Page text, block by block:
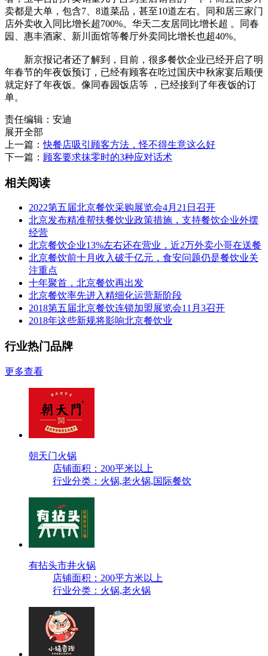
卖都是大单，包含7、8道菜品，甚至10道左右。同和居三家门
店外卖收入同比增长超700%。华天二友居同比增长超 。同春
园、惠丰酒家、新川面馆等餐厅外卖同比增长也超40%。
新京报记者还了解到，目前，很多餐饮企业已经开启了明
年春节的年夜饭预订，已经有顾客在吃过国庆中秋家宴后顺便
就定好了年夜饭。像同春园饭店等 ，已经接到了年夜饭的订
单。
责任编辑：安迪
展开全部
上一篇：快餐店吸引顾客方法，怪不得生意这么好
下一篇： 顾客要求抹零时的3种应对话术
相关阅读
2022第五届北京餐饮采购展览会4月21日召开
北京发布精准帮扶餐饮业政策措施，支持餐饮企业外摆
经营
北京餐饮企业13%左右还在营业，近2万外卖小哥在送餐
北京餐饮前十月收入破千亿元，食安问题仍是餐饮业关
注重点
十年聚首，北京餐饮再出发
北京餐饮率先进入精细化运营新阶段
2018第五届北京餐饮连锁加盟展览会11月3召开
2018年这些新规将影响北京餐饮业
行业热门品牌
更多查看
朝天门火锅
店铺面积：200平米以上
行业分类：火锅,老火锅,国际餐饮
有拈头市井火锅
店铺面积：200平方米以上
行业分类：火锅,老火锅